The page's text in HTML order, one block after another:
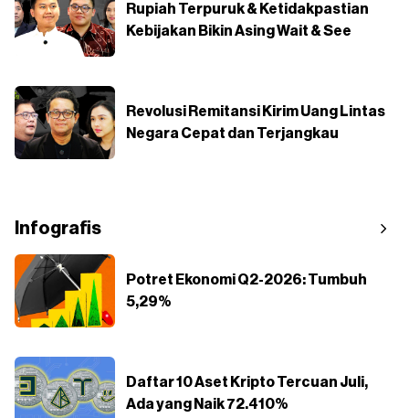
Rupiah Terpuruk & Ketidakpastian
Kebijakan Bikin Asing Wait & See
Revolusi Remitansi Kirim Uang Lintas
Negara Cepat dan Terjangkau
Infografis
Potret Ekonomi Q2-2026: Tumbuh
5,29%
Daftar 10 Aset Kripto Tercuan Juli,
Ada yang Naik 72.410%